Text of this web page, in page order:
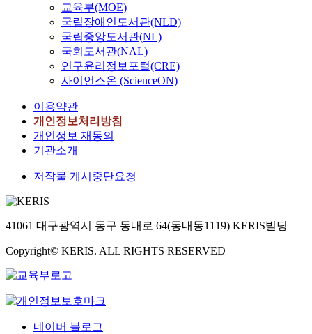
교육부(MOE)
국립장애인도서관(NLD)
국립중앙도서관(NL)
국회도서관(NAL)
연구윤리정보포털(CRE)
사이언스온 (ScienceON)
이용약관
개인정보처리방침
개인정보 재동의
기관소개
저작물 게시중단요청
41061 대구광역시 동구 동내로 64(동내동1119) KERIS빌딩
Copyright© KERIS. ALL RIGHTS RESERVED
네이버 블로그